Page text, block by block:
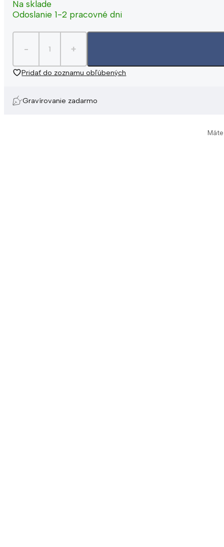
Na sklade
Odoslanie 1-2 pracovné dni
Pridať do zoznamu obľúbených
Gravírovanie zadarmo